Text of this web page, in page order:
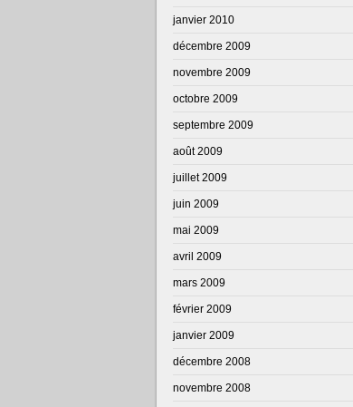
janvier 2010
décembre 2009
novembre 2009
octobre 2009
septembre 2009
août 2009
juillet 2009
juin 2009
mai 2009
avril 2009
mars 2009
février 2009
janvier 2009
décembre 2008
novembre 2008